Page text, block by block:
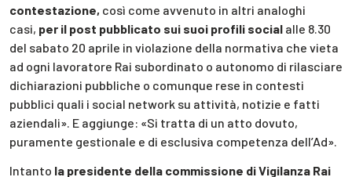
contestazione, così come avvenuto in altri analoghi
casi, per il post pubblicato sui suoi profili social alle 8.30
del sabato 20 aprile in violazione della normativa che vieta
ad ogni lavoratore Rai subordinato o autonomo di rilasciare
dichiarazioni pubbliche o comunque rese in contesti
pubblici quali i social network su attività, notizie e fatti
aziendali». E aggiunge: «Si tratta di un atto dovuto,
puramente gestionale e di esclusiva competenza dell’Ad».
Intanto la presidente della commissione di Vigilanza Rai